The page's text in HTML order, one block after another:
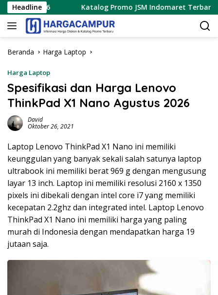
Langsung
ke
konten
Headline
2026 Katalog Promo JSM Indomaret Terbaru 7 – 9
Beranda Harga Laptop
Harga Laptop
Spesifikasi dan Harga Lenovo
ThinkPad X1 Nano Agustus 2026
David
Oktober 26, 2021
Laptop Lenovo ThinkPad X1 Nano ini memiliki
keunggulan yang banyak sekali salah satunya laptop
ultrabook ini memiliki berat 969 g dengan mengusung
layar 13 inch. Laptop ini memiliki resolusi 2160 x 1350
pixels ini dibekali dengan intel core i7 yang memiliki
kecepatan 2.2ghz dan integrated intel. Laptop Lenovo
ThinkPad X1 Nano ini memiliki harga yang paling
murah di Indonesia dengan mendapatkan harga 19
jutaan saja.